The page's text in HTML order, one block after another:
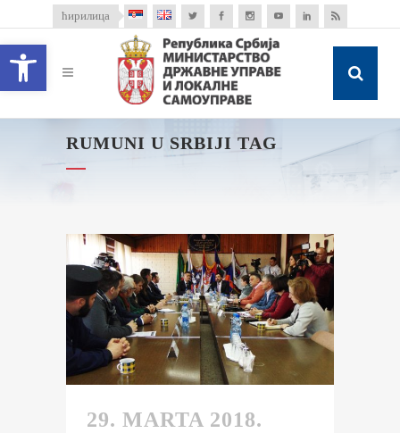
Open toolbar
ћирилица
RUMUNI U SRBIJI TAG
29. MARTA 2018.